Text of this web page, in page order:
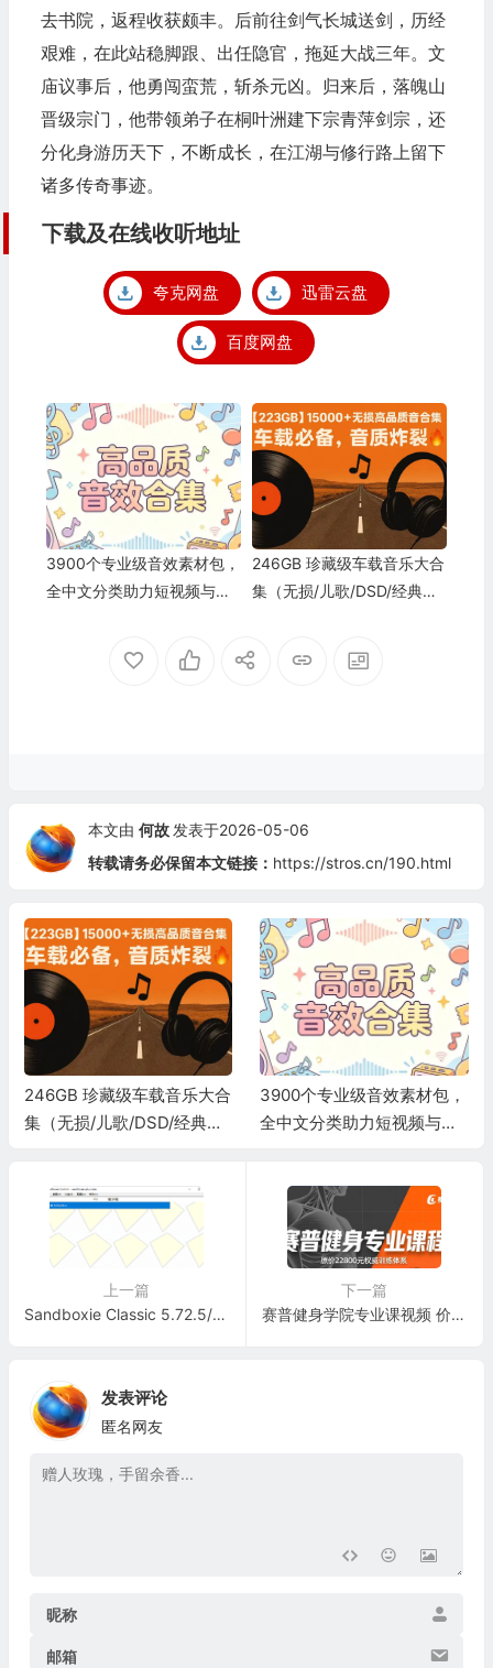
去书院，返程收获颇丰。后前往剑气长城送剑，历经
艰难，在此站稳脚跟、出任隐官，拖延大战三年。文
庙议事后，他勇闯蛮荒，斩杀元凶。归来后，落魄山
晋级宗门，他带领弟子在桐叶洲建下宗青萍剑宗，还
分化身游历天下，不断成长，在江湖与修行路上留下
诸多传奇事迹。
下载及在线收听地址
夸克网盘 迅雷云盘
百度网盘
3900个专业级音效素材包，
全中文分类助力短视频与影
246GB 珍藏级车载音乐大合
集（无损/儿歌/DSD/经典怀
本文由 何故 发表于2026-05-06
转载请务必保留本文链接： https://stros.cn/190.html
246GB 珍藏级车载音乐大合
集（无损/儿歌/DSD/经典怀
3900个专业级音效素材包，
全中文分类助力短视频与影
上一篇
Sandboxie Classic 5.72.5/Sandboxie Plus 1.17.5 最新版 – 沙盒隔离软件
下一篇
赛普健身学院专业课视频 价值22800元
发表评论
匿名网友
昵称
邮箱